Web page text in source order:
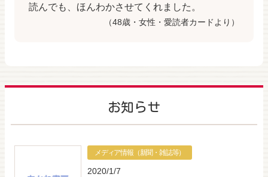
読んでも、ほんわかさせてくれました。
（48歳・女性・愛読者カードより）
お知らせ
メディア情報（新聞・雑誌等）
2020/1/7